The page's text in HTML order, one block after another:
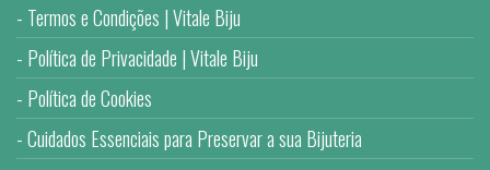
Termos e Condições | Vitale Biju
Política de Privacidade | Vitale Biju
Política de Cookies
Cuidados Essenciais para Preservar a sua Bijuteria